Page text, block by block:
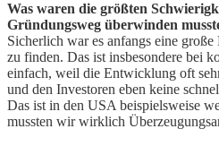
Was waren die größten
Gründungsweg überwinden
Sicherlich war es anfangs eine
zu finden. Das ist insbesondere bei
einfach, weil die Entwicklung oft
und den Investoren eben keine
Das ist in den USA beispielsweise
mussten wir wirklich